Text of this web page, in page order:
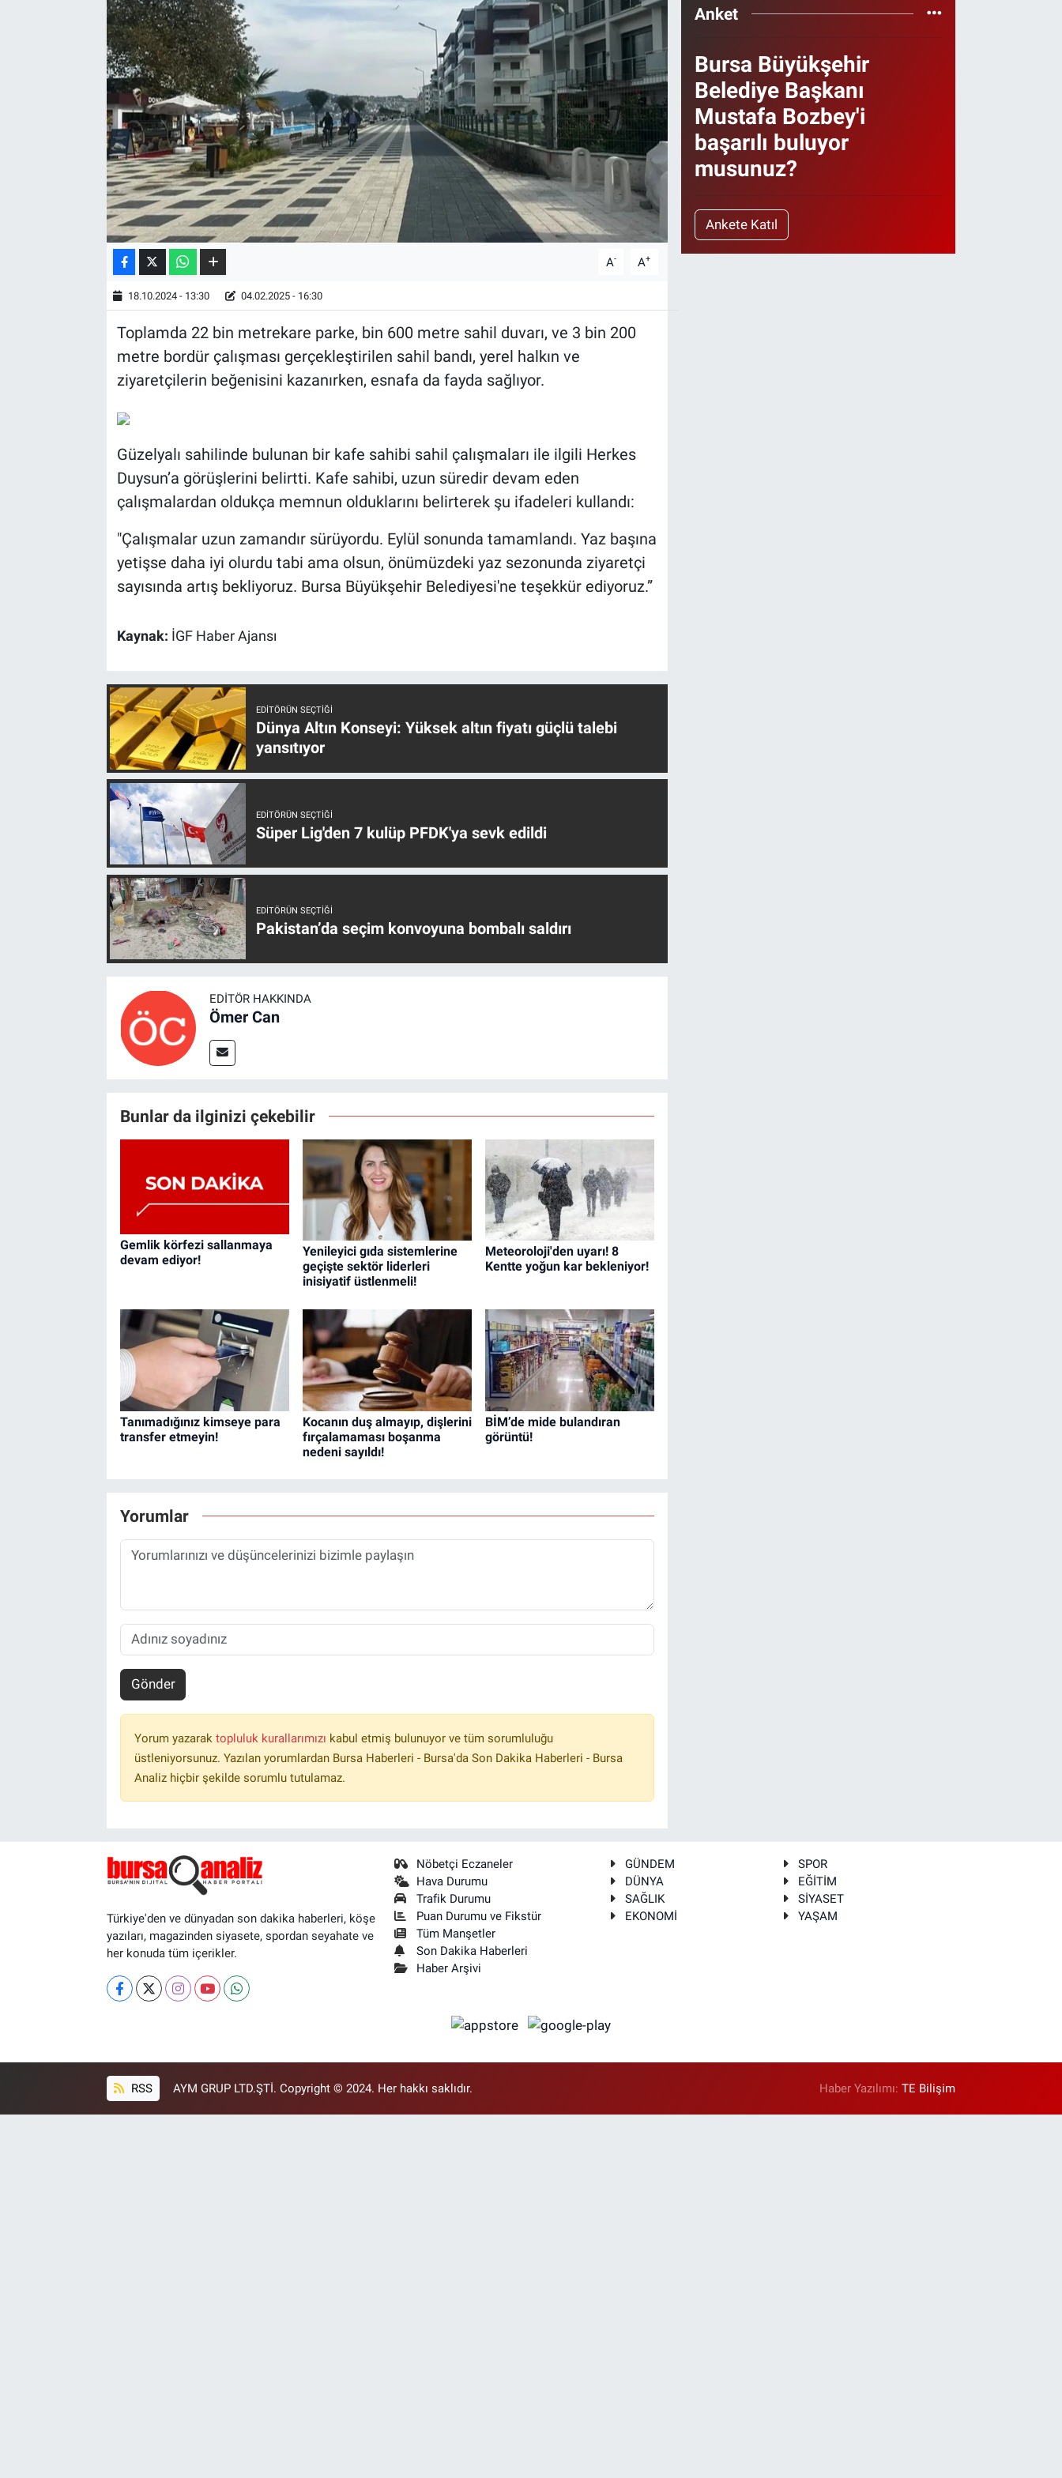
A- A+
18.10.2024 - 13:30 04.02.2025 - 16:30
Toplamda 22 bin metrekare parke, bin 600 metre sahil duvarı, ve 3 bin 200
metre bordür çalışması gerçekleştirilen sahil bandı, yerel halkın ve
ziyaretçilerin beğenisini kazanırken, esnafa da fayda sağlıyor.
Güzelyalı sahilinde bulunan bir kafe sahibi sahil çalışmaları ile ilgili Herkes
Duysun’a görüşlerini belirtti. Kafe sahibi, uzun süredir devam eden
çalışmalardan oldukça memnun olduklarını belirterek şu ifadeleri kullandı:
"Çalışmalar uzun zamandır sürüyordu. Eylül sonunda tamamlandı. Yaz başına
yetişse daha iyi olurdu tabi ama olsun, önümüzdeki yaz sezonunda ziyaretçi
sayısında artış bekliyoruz. Bursa Büyükşehir Belediyesi'ne teşekkür ediyoruz.”
Kaynak: İGF Haber Ajansı
EDITÖRÜN SEÇTIĞI
Dünya Altın Konseyi: Yüksek altın fiyatı güçlü talebi
yansıtıyor
EDITÖRÜN SEÇTIĞI
Süper Lig'den 7 kulüp PFDK'ya sevk edildi
EDITÖRÜN SEÇTIĞI
Pakistan’da seçim konvoyuna bombalı saldırı
EDITÖR HAKKINDA
Ömer Can
Bunlar da ilginizi çekebilir
Gemlik körfezi sallanmaya
devam ediyor!
Yenileyici gıda sistemlerine
geçişte sektör liderleri
inisiyatif üstlenmeli!
Meteoroloji'den uyarı! 8
Kentte yoğun kar bekleniyor!
Tanımadığınız kimseye para
transfer etmeyin!
Kocanın duş almayıp, dişlerini
fırçalamaması boşanma
nedeni sayıldı!
BİM’de mide bulandıran
görüntü!
Yorumlar
Gönder
Yorum yazarak topluluk kurallarımızı kabul etmiş bulunuyor ve tüm sorumluluğu
üstleniyorsunuz. Yazılan yorumlardan Bursa Haberleri - Bursa'da Son Dakika Haberleri - Bursa
Analiz hiçbir şekilde sorumlu tutulamaz.
Anket
Bursa Büyükşehir
Belediye Başkanı
Mustafa Bozbey'i
başarılı buluyor
musunuz?
Ankete Katıl
Türkiye'den ve dünyadan son dakika haberleri, köşe
yazıları, magazinden siyasete, spordan seyahate ve
her konuda tüm içerikler.
Nöbetçi Eczaneler
Hava Durumu
Trafik Durumu
Puan Durumu ve Fikstür
Tüm Manşetler
Son Dakika Haberleri
Haber Arşivi
GÜNDEM
SPOR
DÜNYA
EĞİTİM
SAĞLIK
SİYASET
EKONOMİ
YAŞAM
RSS AYM GRUP LTD.ŞTİ. Copyright © 2024. Her hakkı saklıdır. Haber Yazılımı:TE Bilişim